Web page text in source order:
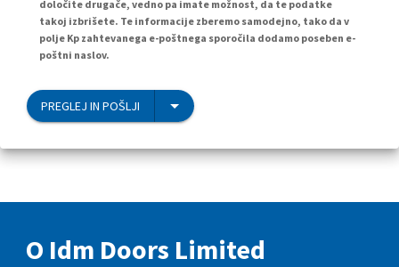
določite drugače, vedno pa imate možnost, da te podatke
takoj izbrišete. Te informacije zberemo samodejno, tako da v
polje Kp zahtevanega e-poštnega sporočila dodamo poseben e-
poštni naslov.
PREGLEJ IN POŠLJI
O Idm Doors Limited